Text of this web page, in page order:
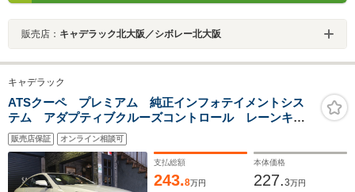
販売店： キャデラック北大阪／シボレー北大阪
キャデラック
ATSクーペ プレミアム 純正インフォテイメントシス
テム アダプティブクルーズコントロール レーンキー
プアシスト エマージェンシーブレーキシステム リア
クロストラフィックアラート レザーシート シートヒ
ーター バックカメラ
販売店保証 オンライン相談可
支払総額
243.8万円
本体価格
227.3万円